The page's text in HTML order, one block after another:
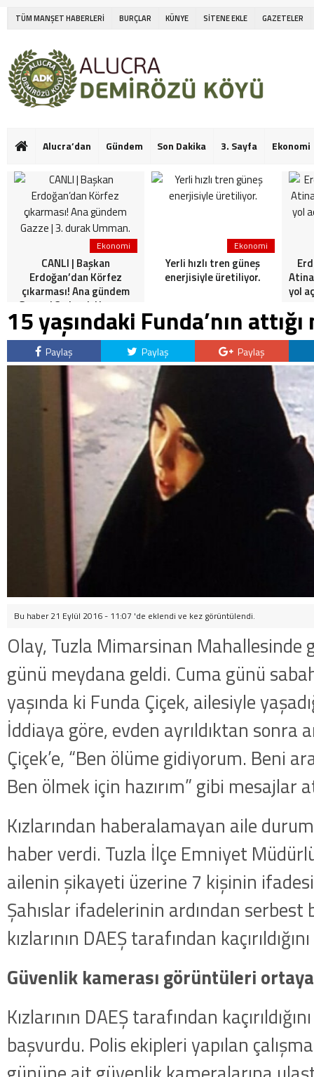
TÜM MANŞET HABERLERİ BURÇLAR KÜNYE SİTENE EKLE GAZETELER
Alucra’dan Gündem Son Dakika 3. Sayfa Ekonomi
Ekonomi
CANLI | Başkan
Erdoğan’dan Körfez
çıkarması! Ana gündem
Gazze | 3. durak Umman.
Ekonomi
Yerli hızlı tren güneş
enerjisiyle üretiliyor.
yol
15 yaşındaki Funda’nın
Paylaş Paylaş Paylaş
Bu haber 21 Eylül 2016 - 11:07 'de eklendi ve kez görüntülendi.
Olay, Tuzla Mimarsinan Mahallesinde
günü meydana geldi. Cuma günü
yaşında ki Funda Çiçek, ailesiyle
İddiaya göre, evden ayrıldıktan sonra
Çiçek’e, “Ben ölüme gidiyorum. Beni
Ben ölmek için hazırım” gibi mesajlar
Kızlarından haberalamayan aile
haber verdi. Tuzla İlçe Emniyet
ailenin şikayeti üzerine 7 kişinin
Şahıslar ifadelerinin ardından serbest
kızlarının DAEŞ tarafından
Güvenlik kamerası görüntüleri ortaya
Kızlarının DAEŞ tarafından
başvurdu. Polis ekipleri yapılan